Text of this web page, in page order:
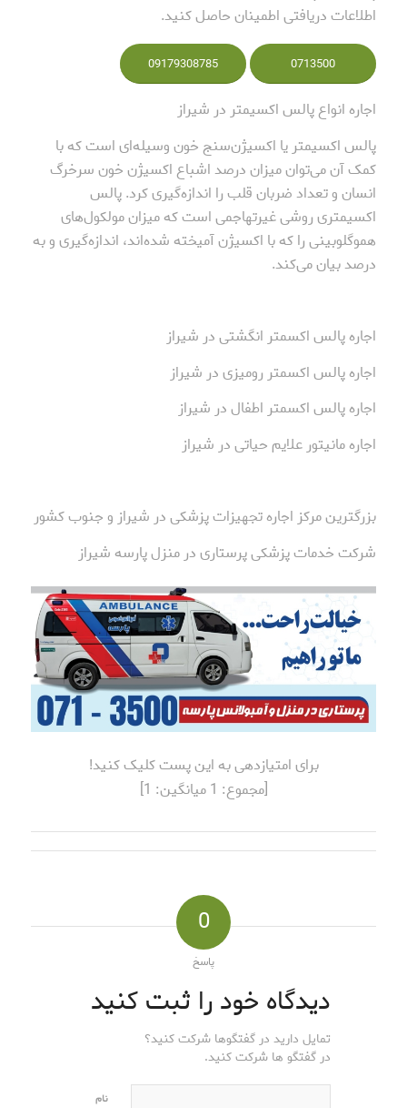
اطلاعات دریافتی اطمینان حاصل کنید.
0713500
09179308785
اجاره انواع پالس اکسیمتر در شیراز
پالس اکسیمتر یا اکسیژن‌سنج خون وسیله‌ای است که با
کمک آن می‌توان میزان درصد اشباع اکسیژن خون سرخرگ
انسان و تعداد ضربان قلب را اندازه‌گیری کرد. پالس
اکسیمتری روشی غیرتهاجمی است که میزان مولکول‌های
هموگلوبینی را که با اکسیژن آمیخته شده‌اند، اندازه‌گیری و به
درصد بیان می‌کند.
اجاره پالس اکسمتر انگشتی در شیراز
اجاره پالس اکسمتر رومیزی در شیراز
اجاره پالس اکسمتر اطفال در شیراز
اجاره مانیتور علایم حیاتی در شیراز
بزرگترین مرکز اجاره تجهیزات پزشکی در شیراز و جنوب کشور
شرکت خدمات پزشکی پرستاری در منزل پارسه شیراز
برای امتیازدهی به این پست کلیک کنید!
[مجموع: 1میانگین: 1
]
0
پاسخ
دیدگاه خود را ثبت کنید
تمایل دارید در گفتگوها شرکت کنید؟
در گفتگو ها شرکت کنید.
نام